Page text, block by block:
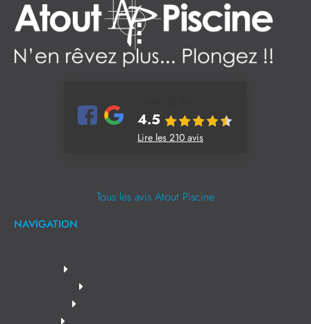
4.5
Lire les 210 avis
Tous les avis Atout Piscine
NAVIGATION